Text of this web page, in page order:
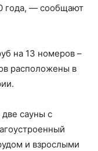
года, — сообщают
на 13 номеров –
расположены в
две сауны с
и взрослыми